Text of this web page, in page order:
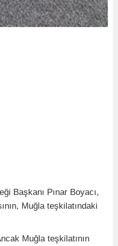
Başkanı Pınar Boyacı,
Muğla teşkilatındaki
Muğla teşkilatının